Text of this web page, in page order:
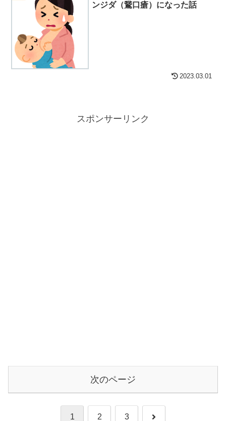
ンジダ（鵞口瘡）になった話
2023.03.01
スポンサーリンク
次のページ
1 2 3 次